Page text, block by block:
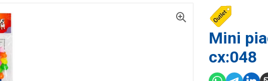
Mini
cx:048